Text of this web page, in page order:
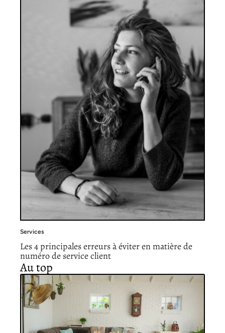
Services
Les 4 principales erreurs à éviter en matière de
numéro de service client
Au top